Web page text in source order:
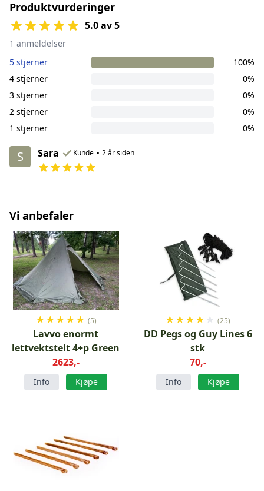
Produktvurderinger
5.0 av 5
1 anmeldelser
5 stjerner
100%
4 stjerner
0%
3 stjerner
0%
2 stjerner
0%
1 stjerner
0%
S Sara Kunde • 2 år siden
Vi anbefaler
★★★★★ (5)
Lavvo enormt
lettvektstelt 4+p Green
2623,-
Info Kjøpe
★★★★ ★ (25)
DD Pegs og Guy Lines 6
stk
70,-
Info Kjøpe